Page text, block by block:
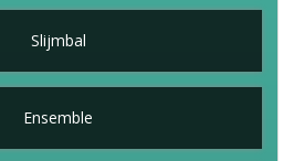
Slijmbal
Ensemble